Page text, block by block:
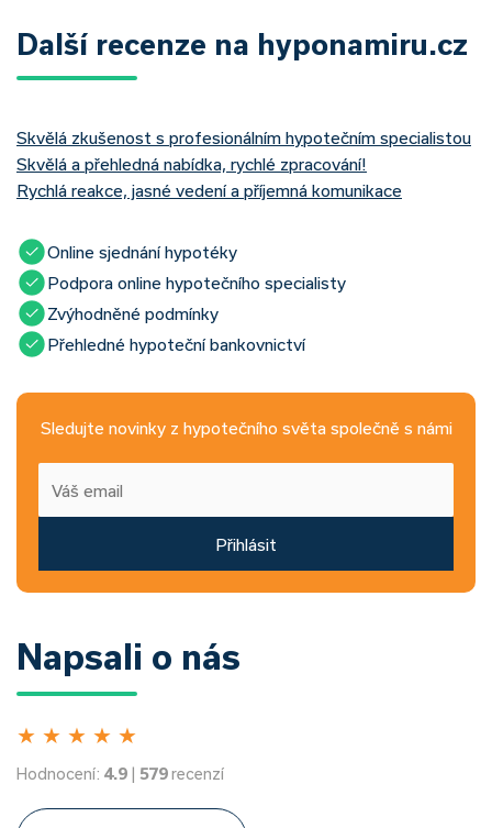
Další recenze na hyponamiru.cz
Skvělá zkušenost s profesionálním hypotečním specialistou
Skvělá a přehledná nabídka, rychlé zpracování!
Rychlá reakce, jasné vedení a příjemná komunikace
Online sjednání hypotéky
Podpora online hypotečního specialisty
Zvýhodněné podmínky
Přehledné hypoteční bankovnictví
Sledujte novinky z hypotečního světa společně s námi
Přihlásit
Napsali o nás
★ ★ ★ ★ ★
Hodnocení: 4.9 | 579recenzí